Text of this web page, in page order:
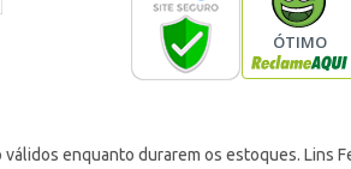
enquanto durarem os estoques. Lins